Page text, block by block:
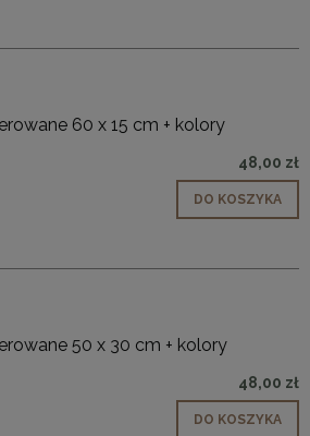
60 x 15 cm + kolory
48,00 zł
DO KOSZYKA
50 x 30 cm + kolory
48,00 zł
DO KOSZYKA